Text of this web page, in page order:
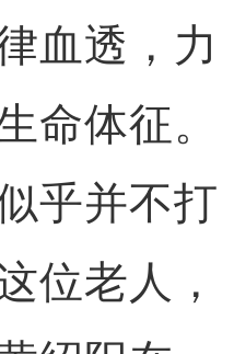
血透，力
命体征。
乎并不打
位老人，